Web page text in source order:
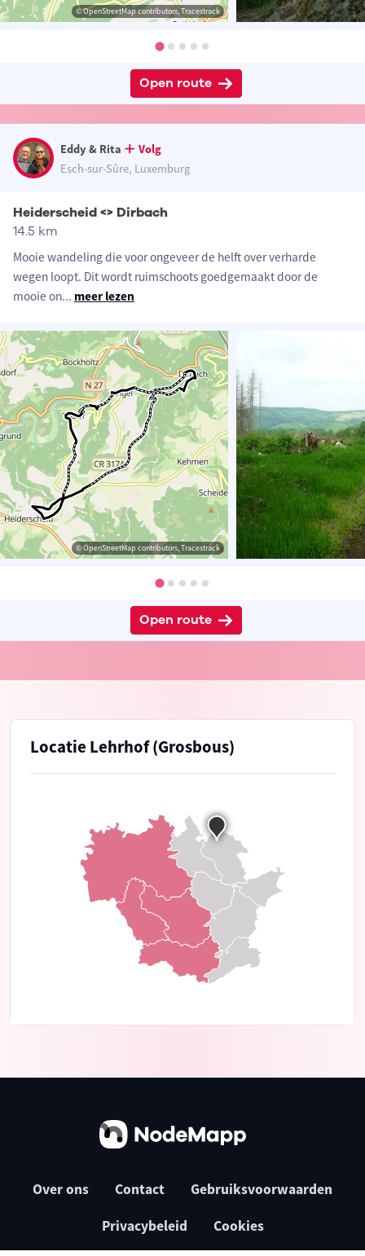
© OpenStreetMap contributors, Tracestrack
Open route
Eddy & Rita
Volg
Esch-sur-Sûre, Luxemburg
Heiderscheid <> Dirbach
14.5 km
Mooie wandeling die voor ongeveer de helft over verharde
wegen loopt. Dit wordt ruimschoots goedgemaakt door de
mooie on... meer lezen
© OpenStreetMap contributors, Tracestrack
Open route
Locatie Lehrhof (Grosbous)
Over ons Contact Gebruiksvoorwaarden
Privacybeleid Cookies